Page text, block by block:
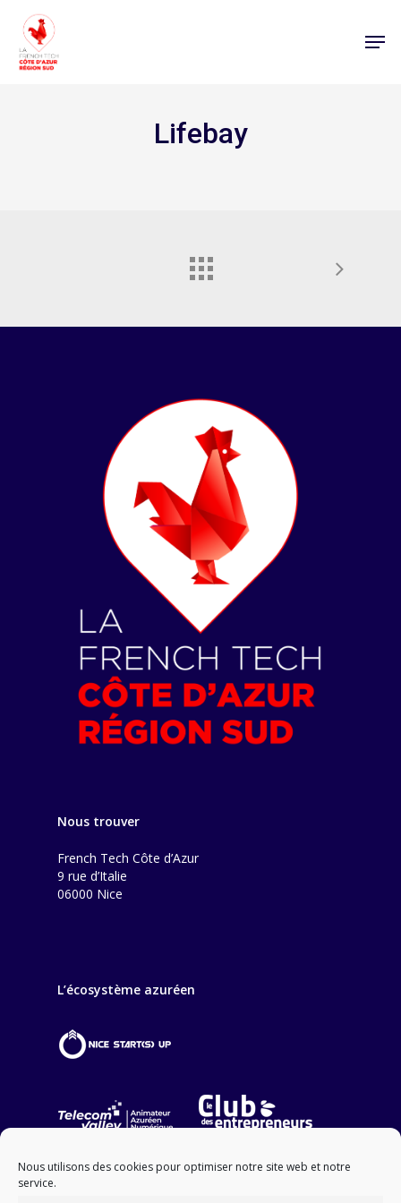
Nous utilisons des cookies pour optimiser notre site web et notre
service.
Lifebay
Nous trouver
French Tech Côte d’Azur
9 rue d’Italie
06000 Nice
L’écosystème azuréen